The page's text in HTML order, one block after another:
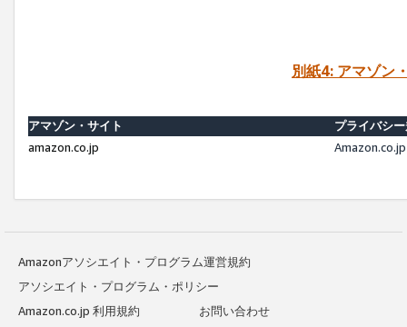
別紙4: アマゾン
アマゾン・サイト
プライバシ
amazon.co.jp
Amazonアソシエイト・プログラム運営規約
アソシエイト・プログラム・ポリシー
Amazon.co.jp 利用規約
お問い合わせ